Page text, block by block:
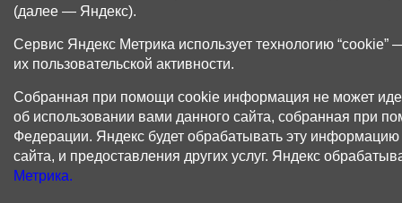
(далее — Яндекс).
Сервис Яндекс Метрика использует технологию
их пользовательской активности.
Собранная при помощи cookie информация не может
об использовании вами данного сайта, собранная при
Федерации. Яндекс будет обрабатывать эту
сайта, и предоставления других услуг. Яндекс
Метрика.